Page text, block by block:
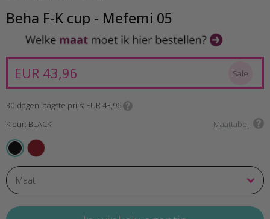
Beha F-K cup - Mefemi 05
EUR 43,96 Sale
30-dagen laagste prijs EUR 43,96
Kleur: BLACK
Maattabel